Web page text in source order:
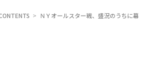
ＮＹオールスター戦、盛況のうちに幕